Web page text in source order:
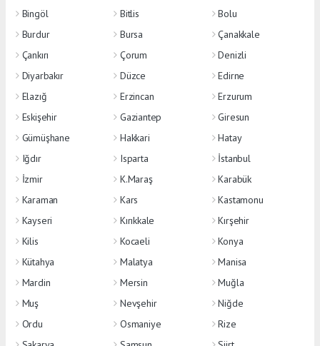
Bingöl
Bitlis
Bolu
Burdur
Bursa
Çanakkale
Çankırı
Çorum
Denizli
Diyarbakır
Düzce
Edirne
Elazığ
Erzincan
Erzurum
Eskişehir
Gaziantep
Giresun
Gümüşhane
Hakkari
Hatay
Iğdır
Isparta
İstanbul
İzmir
K.Maraş
Karabük
Karaman
Kars
Kastamonu
Kayseri
Kırıkkale
Kırşehir
Kilis
Kocaeli
Konya
Kütahya
Malatya
Manisa
Mardin
Mersin
Muğla
Muş
Nevşehir
Niğde
Ordu
Osmaniye
Rize